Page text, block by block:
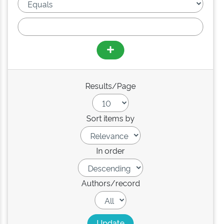
Results/Page
Sort items by
In order
Authors/record